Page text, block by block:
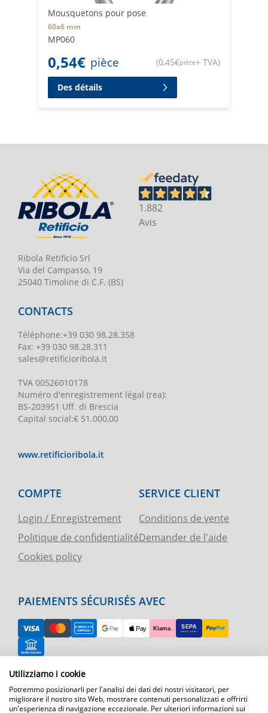
Mousquetons pour pose
60x6 mm
MP060
0,54€ pièce (0,45€pièce+ TVA)
Des détails
Ribola Retificio Srl
Via del Campasso, 19
25040 Timoline di C.F. (BS)
1.882
Avis
CONTACTS
Téléphone:+39 030 98.28.358
Fax: +39 030 98.28.311
sales@retificioribola.it
TVA 00526010178
Numéro d'enregistrement légal (rea):
BS-203951 Uff. di Brescia
Capital social:€ 51.000,00
www.retificioribola.it
COMPTE
Login / Enregistrement
Politique de confidentialité
Cookies policy
SERVICE CLIENT
Conditions de vente
Demander de l'aide
PAIEMENTS SÉCURISÉS AVEC
RETOUR FACILE
ASSISTANCE TÉLÉPHONIQUE ET CARTE
Utilizziamo i cookie
Potremmo posizionarli per l'analisi dei dati dei nostri visitatori, per
migliorare il nostro sito Web, mostrare contenuti personalizzati e offrirti
un'esperienza di navigazione eccezionale. Per ulteriori informazioni sui